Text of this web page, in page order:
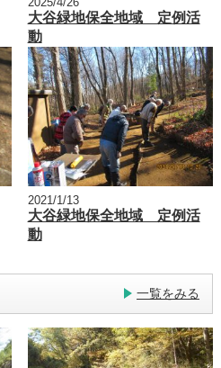
大谷緑地保全地域 定例活
動
2021/1/13
大谷緑地保全地域 定例活
動
一覧をみる